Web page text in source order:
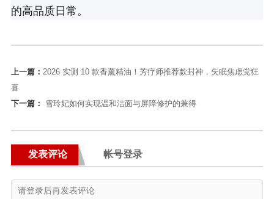
的高品质日常。
上一篇： 2026 实测 10 款香薰精油！芳疗师推荐款封神，失眠焦虑党狂
喜
下一篇：
雪玲妃如何实现温和洁面与屏障修护的兼得
发表评论 帐号登录